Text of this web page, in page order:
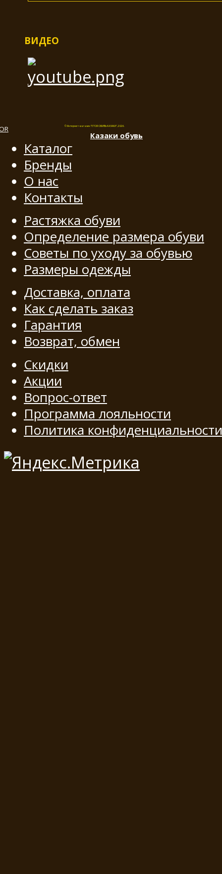
ВИДЕО
© Интернет-магазин "ETOR ОБУВЬ КАЗАКИ", 2026.
Казаки обувь
Каталог
Бренды
О нас
Контакты
Растяжка обуви
Определение размера обуви
Советы по уходу за обувью
Размеры одежды
Доставка, оплата
Как сделать заказ
Гарантия
Возврат, обмен
Скидки
Акции
Вопрос-ответ
Программа лояльности
Политика конфиденциальности